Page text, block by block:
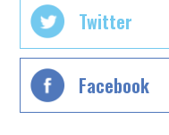
Twitter
Facebook